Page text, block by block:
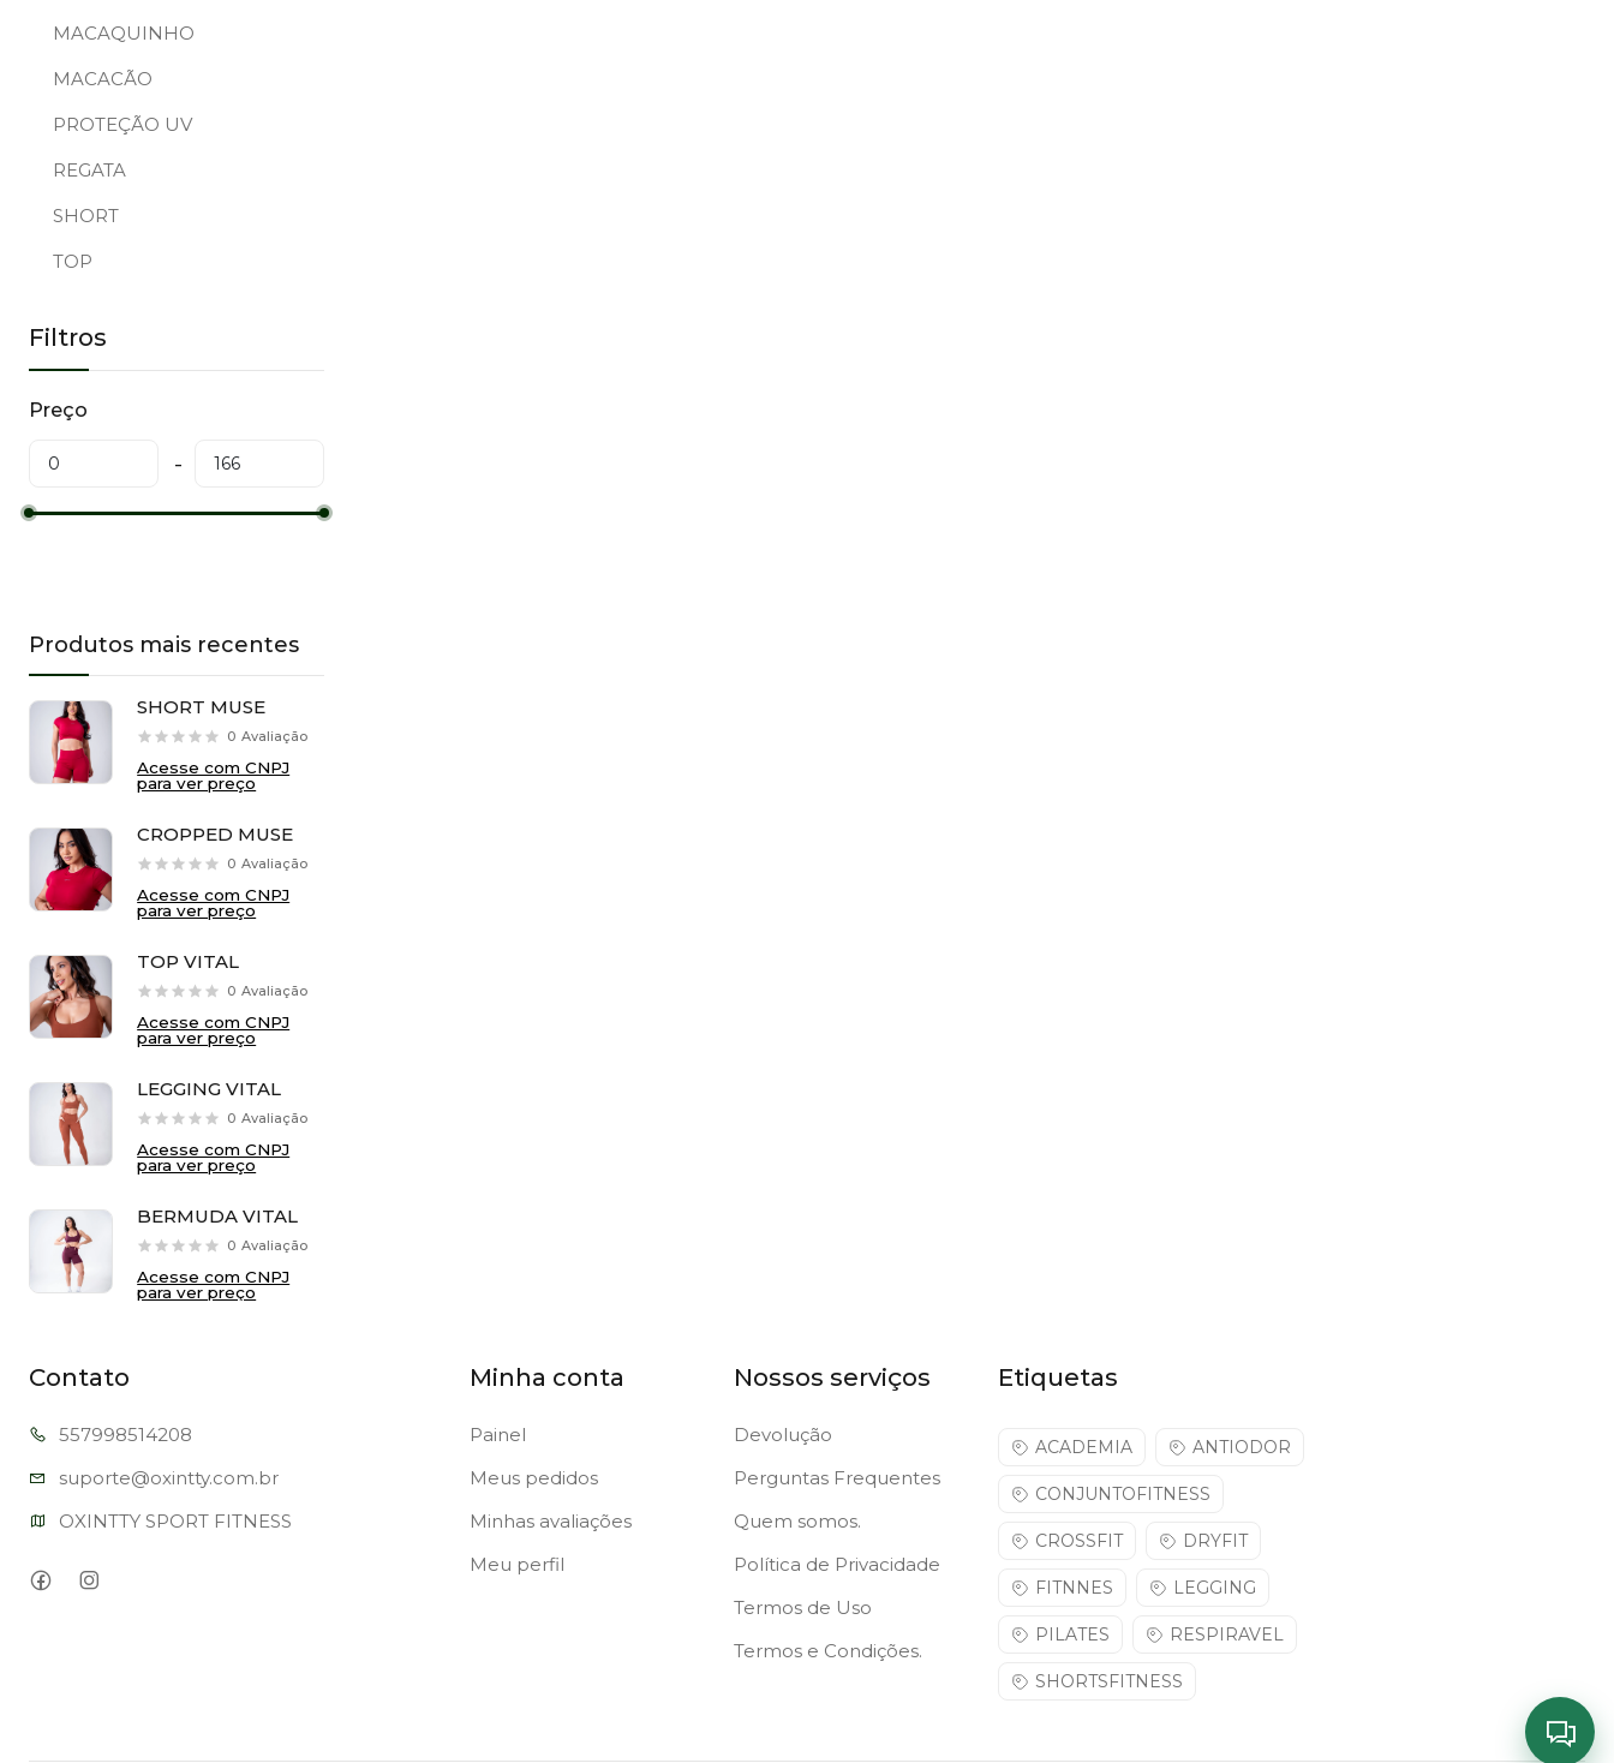
MACAQUINHO
MACACÃO
PROTEÇÃO UV
REGATA
SHORT
TOP
Filtros
Preço
Produtos mais recentes
SHORT MUSE
0 Avaliação
Acesse com CNPJ
para ver preço
CROPPED MUSE
0 Avaliação
Acesse com CNPJ
para ver preço
TOP VITAL
0 Avaliação
Acesse com CNPJ
para ver preço
LEGGING VITAL
0 Avaliação
Acesse com CNPJ
para ver preço
BERMUDA VITAL
0 Avaliação
Acesse com CNPJ
para ver preço
Contato
557998514208
suporte@oxintty.com.br
OXINTTY SPORT FITNESS
Minha conta
Painel
Meus pedidos
Minhas avaliações
Meu perfil
Nossos serviços
Devolução
Perguntas Frequentes
Quem somos.
Política de Privacidade
Termos de Uso
Termos e Condições.
Etiquetas
ACADEMIA ANTIODOR
CONJUNTOFITNESS
CROSSFIT DRYFIT
FITNNES LEGGING
PILATES RESPIRAVEL
SHORTSFITNESS